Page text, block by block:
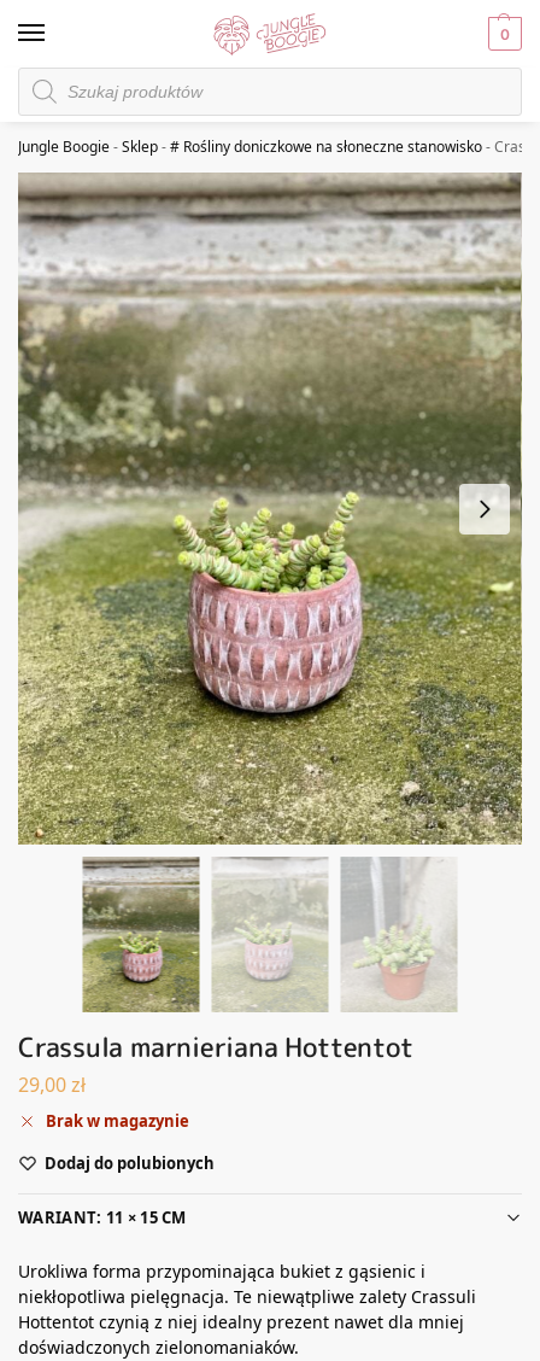
0
Jungle Boogie-Sklep-# Rośliny doniczkowe na słoneczne stanowisko-
Crassula marnieriana Hottentot
29,00zł
Brak w magazynie
Dodaj do polubionych
WARIANT: 11 × 15 CM
Urokliwa forma przypominająca bukiet z gąsienic i
niekłopotliwa pielęgnacja. Te niewątpliwe zalety Crassuli
Hottentot czynią z niej idealny prezent nawet dla mniej
doświadczonych zielonomaniaków.